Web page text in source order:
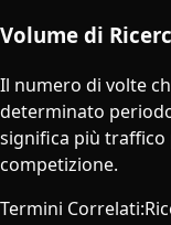
Volume di
Il numero di volte
determinato
significa più traffico
competizione.
Termini Correlati: